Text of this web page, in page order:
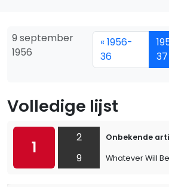
9 september
1956
« 1956-
36
37
Volledige lijst
1
2
9
Onbekende
Whatever Will